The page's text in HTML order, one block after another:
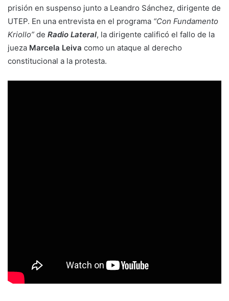
prisión en suspenso junto a Leandro Sánchez, dirigente de
UTEP. En una entrevista en el programa “Con Fundamento
Kriollo” de Radio Lateral, la dirigente calificó el fallo de la
jueza Marcela Leiva como un ataque al derecho
constitucional a la protesta.